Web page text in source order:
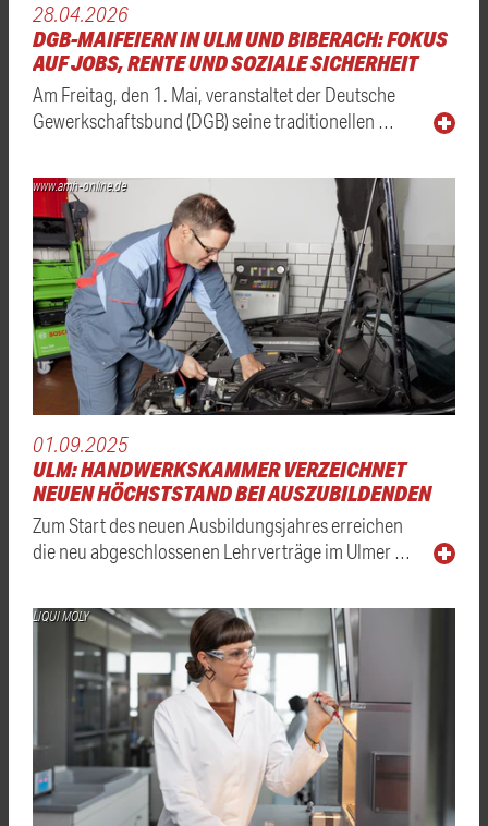
28.04.2026
DGB-MAIFEIERN IN ULM UND BIBERACH: FOKUS
AUF JOBS, RENTE UND SOZIALE SICHERHEIT
Am Freitag, den 1. Mai, veranstaltet der Deutsche
Gewerkschaftsbund (DGB) seine traditionellen …
www.amh-online.de
01.09.2025
ULM: HANDWERKSKAMMER VERZEICHNET
NEUEN HÖCHSTSTAND BEI AUSZUBILDENDEN
Zum Start des neuen Ausbildungsjahres erreichen
die neu abgeschlossenen Lehrverträge im Ulmer …
LIQUI MOLY